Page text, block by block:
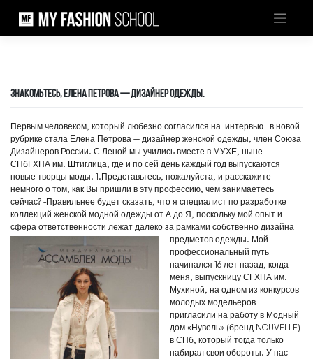
ЗНАКОМЬТЕСЬ, ЕЛЕНА ПЕТРОВА — ДИЗАЙНЕР ОДЕЖДЫ.
Первым человеком, который любезно согласился на интервью в новой
рубрике стала Елена Петрова — дизайнер женской одежды, член Союза
Дизайнеров России. С Леной мы учились вместе в МУХЕ, ныне
СПбГХПА им. Штиглица, где и по сей день каждый год выпускаются
новые творцы моды. 1.Представьтесь, пожалуйста, и расскажите
немного о том, как Вы пришли в эту профессию, чем занимаетесь
сейчас? -Правильнее будет сказать, что я специалист по разработке
коллекций женской модной одежды от А до Я, поскольку мой опыт и
сфера ответственности лежат далеко за рамками собственно дизайна
предметов одежды. Мой
профессиональный путь
начинался 16 лет назад, когда
меня, выпускницу СГХПА им.
Мухиной, на одном из конкурсов
молодых модельеров
пригласили на работу в Модный
дом «Нувель» (бренд NOUVELLE)
в СПб, который тогда только
набирал свои обороты. У нас